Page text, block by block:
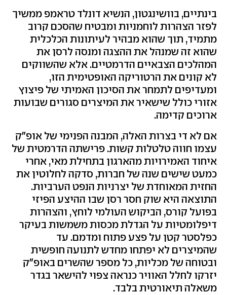
בינתיים, בוושינגטון, הנשיא דונלד טראמפ ממשיך
לפזר הצהרות לוחמניות ומבטיח שהסכם קרוב
מתמיד, תוך שהוא מבהיר לעיתונות הכלכלית
שהוא זה שמנהל את ההצגה ומנסה לרסן את
המהלכים הצבאיים הדרמטיים. אלא שהשווקים
לא קונים את הרטוריקה האופטימית הזו,
ומעדיפים לתמחר את הסיכון האמיתי של פיצוץ
אזורי כולל שישאיר את המיצרים סגורים שבועות
ארוכים קדימה.
אם לא די בצרות האלה, המבנה הפנימי של אופ"ק
עצמו חווה טלטלות קשות. פרישתה הדרמטית של
איחוד האמירויות מהארגון בתחילת מאי, אחרי
כמעט שישים שנה של חברות, סדקה לחלוטין את
החזית המאוחדת של יצרניות הנפט הערביות.
התוצאה היא שוק חסר רסן שבו ההיצע הפיזי
בפועל קורס, הביקוש העולמי לוחץ, והצהרות
דיפלומטיות על הגדלת מכסות משמשות בעיקר
כפלסטר קטן על פצע פתוח ומדמם. עד
שהמיצרים לא יפתחו מחדש לתנועה חופשית
ובטוחה של מכליות, כל מספר שהשרים באופ"ק
יזרקו לחלל האוויר כנראה צפוי להישאר בגדר
משאלה תיאורטית בלבד.